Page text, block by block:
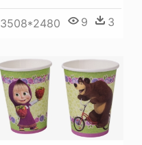
3508*2480 9 3